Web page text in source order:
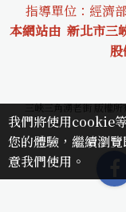
指導單位：經濟
本網站由 新北市三
股
三峽三角湧老街 版權
我們將使用cookie
您的體驗，繼續瀏
意我們使用。